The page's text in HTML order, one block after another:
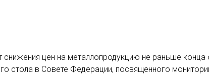
цен на металлопродукцию не раньше конца
стола в Совете Федерации, посвященного